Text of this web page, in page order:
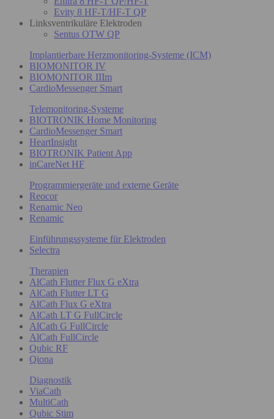
Evity 8 HF-T/HF-T QP
Linksventrikuläre Elektroden
Sentus OTW QP
Implantierbare Herzmonitoring-Systeme (ICM)
BIOMONITOR IV
BIOMONITOR IIIm
CardioMessenger Smart
Telemonitoring-Systeme
BIOTRONIK Home Monitoring
CardioMessenger Smart
HeartInsight
BIOTRONIK Patient App
inCareNet HF
Programmiergeräte und externe Geräte
Reocor
Renamic Neo
Renamic
Einführungssysteme für Elektroden
Selectra
Therapien
AlCath Flutter Flux G eXtra
AlCath Flutter LT G
AlCath Flux G eXtra
AlCath LT G FullCircle
AlCath G FullCircle
AlCath FullCircle
Qubic RF
Qiona
Diagnostik
ViaCath
MultiCath
Qubic Stim